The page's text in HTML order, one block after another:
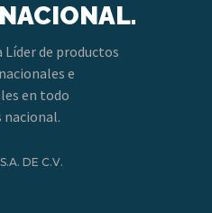
de productos
e
en todo
DE C.V.